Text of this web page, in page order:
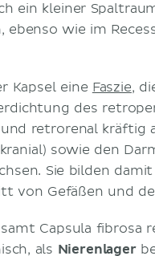
ein kleiner
ebenso wie im
Kapsel eine Faszie,
des
retrorenal kräftig
sowie den
Sie bilden damit
von Gefäßen und
Capsula fibrosa
als Nierenlager